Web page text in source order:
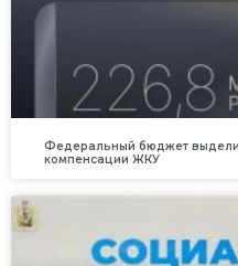
Федеральный бюджет
компенсации ЖКУ